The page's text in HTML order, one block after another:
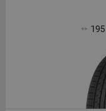
195